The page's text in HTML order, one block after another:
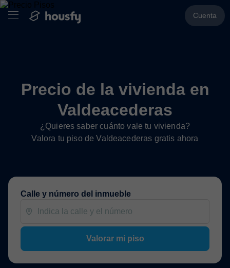
Cuenta
Precio de la vivienda en
Valdeacederas
¿Quieres saber cuánto vale tu vivienda?
Valora tu piso de Valdeacederas gratis ahora
Calle y número del inmueble
Valorar mi piso